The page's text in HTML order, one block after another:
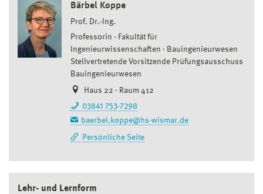
Bärbel Koppe
Prof. Dr.-Ing.
Professorin
Fakultät für
Ingenieurwissenschaften
Bauingenieurwesen
Stellvertretende Vorsitzende Prüfungsausschuss
Bauingenieurwesen
Haus 22 · Raum 412
03841 753-7298
baerbel.koppe@hs-wismar.de
Persönliche Seite
Lehr- und Lernform